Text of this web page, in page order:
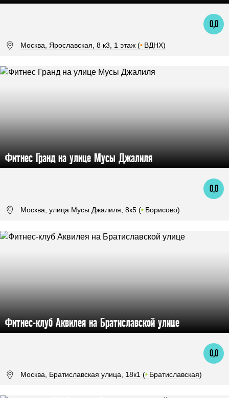
0,0
Москва, Ярославская, 8 к3, 1 этаж (• ВДНХ)
Фитнес Гранд на улице Мусы Джалиля
0,0
Москва, улица Мусы Джалиля, 8к5 (• Борисово)
Фитнес-клуб Аквилея на Братиславской улице
0,0
Москва, Братиславская улица, 18к1 (• Братиславская)